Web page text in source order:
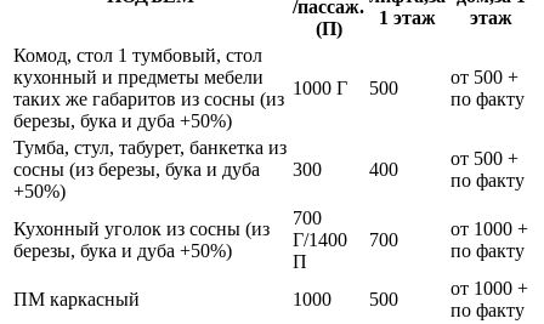
/пассаж.
(П)
1 этаж
этаж
Комод, стол 1 тумбовый, стол
кухонный и предметы мебели
таких же габаритов из сосны (из
березы, бука и дуба +50%)
1000 Г 500
от 500 +
по факту
Тумба, стул, табурет, банкетка из
сосны (из березы, бука и дуба
+50%)
300 400
от 500 +
по факту
Кухонный уголок из сосны (из
березы, бука и дуба +50%)
700
Г/1400
П
700
от 1000 +
по факту
ПМ каркасный 1000 500
от 1000 +
по факту